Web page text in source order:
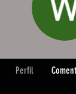
Perfil